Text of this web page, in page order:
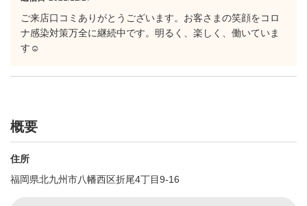
ご来店口コミありがとうございます。お客さまの笑顔をコロ
ナ感染対策万全に継続中です。明るく、楽しく、働いていま
す☺️
概要
住所
福岡県北九州市八幡西区折尾4丁目9-16